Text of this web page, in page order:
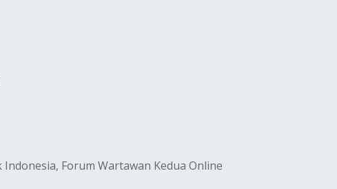
Forum Wartawan Kedua Online